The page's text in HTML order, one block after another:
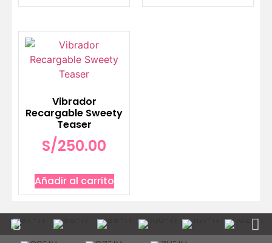
Vibrador
Recargable Sweety
Teaser
S/250.00
Añadir al carrito